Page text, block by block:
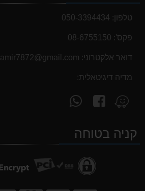
טלפון: 050-3394434
פקס': 08-6755150
דואר אלקטרוני: ‫amir7872@gmail.com‬
מדיה דיגיטאלית:
מצא
אותנו
Waze
עקוב
אחרינו
facebookקניה בטוחה